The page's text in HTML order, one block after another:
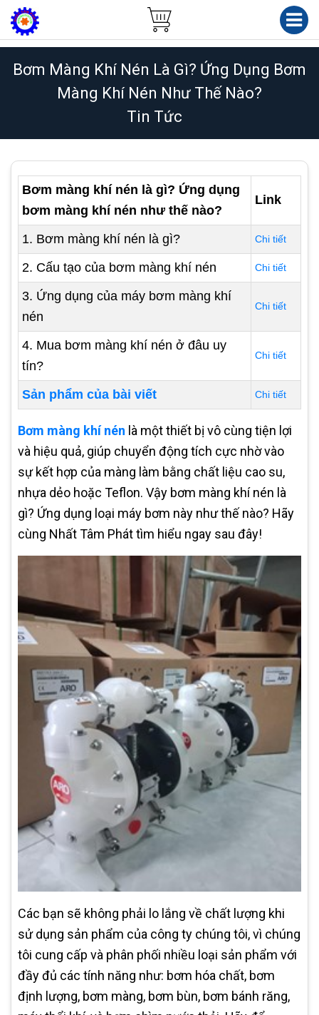
Bơm Màng Khí Nén Là Gì? Ứng Dụng Bơm
Màng Khí Nén Như Thế Nào?
Tin Tức
Bơm màng khí nén là gì? Ứng dụng
bơm màng khí nén như thế nào?
Link
1. Bơm màng khí nén là gì? Chi tiết
2. Cấu tạo của bơm màng khí nén Chi tiết
3. Ứng dụng của máy bơm màng khí
nén
Chi tiết
4. Mua bơm màng khí nén ở đâu uy
tín?
Chi tiết
Sản phẩm của bài viết Chi tiết
Bơm màng khí nén là một thiết bị vô cùng tiện lợi
và hiệu quả, giúp chuyển động tích cực nhờ vào
sự kết hợp của màng làm bằng chất liệu cao su,
nhựa dẻo hoặc Teflon. Vậy bơm màng khí nén là
gì? Ứng dụng loại máy bơm này như thế nào? Hãy
cùng Nhất Tâm Phát tìm hiểu ngay sau đây!
Các bạn sẽ không phải lo lắng về chất lượng khi
sử dụng sản phẩm của công ty chúng tôi, vì chúng
tôi cung cấp và phân phối nhiều loại sản phẩm với
đầy đủ các tính năng như: bơm hóa chất, bơm
định lượng, bơm màng, bơm bùn, bơm bánh răng,